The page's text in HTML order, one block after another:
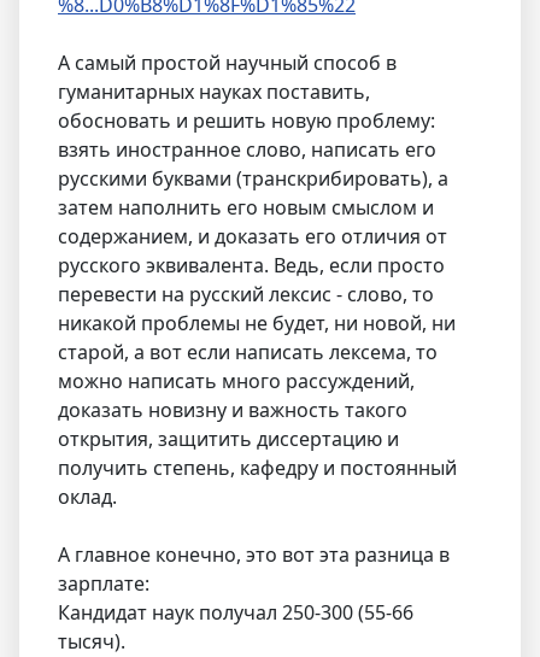
А самый простой научный способ в
гуманитарных науках поставить,
обосновать и решить новую проблему:
взять иностранное слово, написать его
русскими буквами (транскрибировать), а
затем наполнить его новым смыслом и
содержанием, и доказать его отличия от
русского эквивалента. Ведь, если просто
перевести на русский лексис - слово, то
никакой проблемы не будет, ни новой, ни
старой, а вот если написать лексема, то
можно написать много рассуждений,
доказать новизну и важность такого
открытия, защитить диссертацию и
получить степень, кафедру и постоянный
оклад.
А главное конечно, это вот эта разница в
зарплате:
Кандидат наук получал 250-300 (55-66
тысяч).